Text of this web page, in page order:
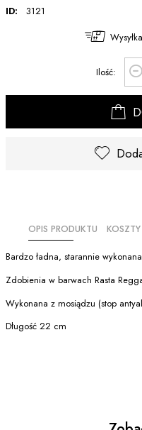
ID:
3121
Ilość:
OPIS PRODUKTU
Bardzo ładna, starannie
Zdobienia w barwach Rasta
Wykonana z mosiądzu (stop
Długość 22 cm